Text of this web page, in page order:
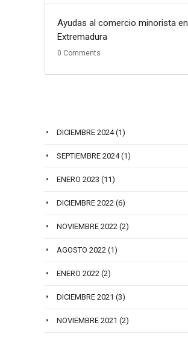
Ayudas al comercio minorista en
Extremadura
0 Comments
DICIEMBRE 2024(1)
SEPTIEMBRE 2024(1)
ENERO 2023 (11)
DICIEMBRE 2022 (6)
NOVIEMBRE 2022 (2)
AGOSTO 2022 (1)
ENERO 2022 (2)
DICIEMBRE 2021 (3)
NOVIEMBRE 2021 (2)